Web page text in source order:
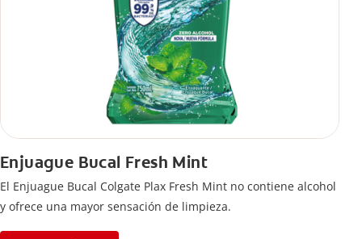
Enjuague Bucal Fresh Mint
El Enjuague Bucal Colgate Plax Fresh Mint no contiene alcohol
y ofrece una mayor sensación de limpieza.